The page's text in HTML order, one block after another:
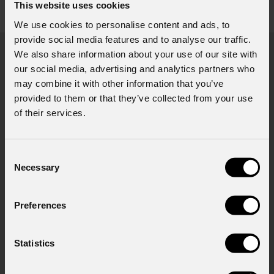
This website uses cookies
We use cookies to personalise content and ads, to
provide social media features and to analyse our traffic.
We also share information about your use of our site with
our social media, advertising and analytics partners who
may combine it with other information that you’ve
provided to them or that they’ve collected from your use
of their services.
Selection
Necessary
Preferences
Statistics
Richiesta Informazioni
Nome*